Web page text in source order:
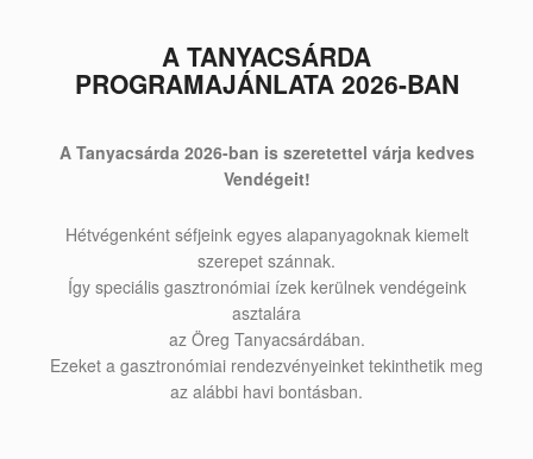
A TANYACSÁRDA
PROGRAMAJÁNLATA 2026-BAN
A Tanyacsárda 2026-ban is szeretettel várja kedves
Vendégeit!
Hétvégenként séfjeink egyes alapanyagoknak kiemelt
szerepet szánnak.
Így speciális gasztronómiai ízek kerülnek vendégeink
asztalára
az Öreg Tanyacsárdában.
Ezeket a gasztronómiai rendezvényeinket tekinthetik meg
az alábbi havi bontásban.